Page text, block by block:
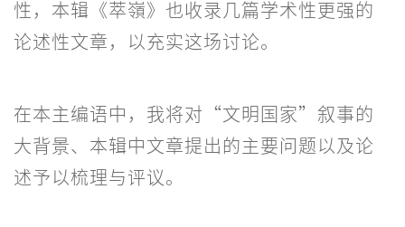
性，本辑《萃嶺》也收录几篇学术性更强的
论述性文章，以充实这场讨论。
在本主编语中，我将对“文明国家”叙事的
大背景、本辑中文章提出的主要问题以及论
述予以梳理与评议。